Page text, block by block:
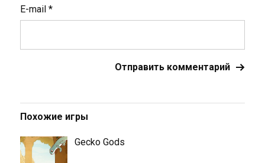
E-mail *
Похожие игры
Gecko Gods